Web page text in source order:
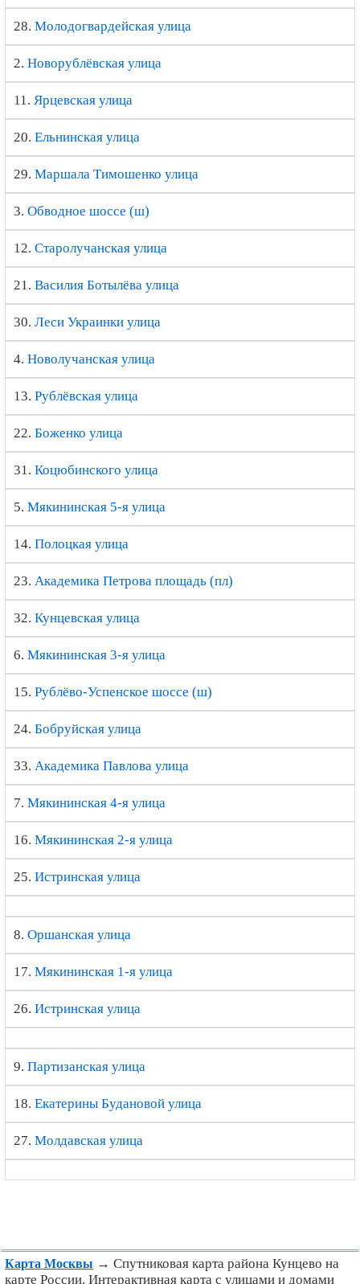
28. Молодогвардейская улица
2. Новорублёвская улица
11. Ярцевская улица
20. Ельнинская улица
29. Маршала Тимошенко улица
3. Обводное шоссе (ш)
12. Старолучанская улица
21. Василия Ботылёва улица
30. Леси Украинки улица
4. Новолучанская улица
13. Рублёвская улица
22. Боженко улица
31. Коцюбинского улица
5. Мякининская 5-я улица
14. Полоцкая улица
23. Академика Петрова площадь (пл)
32. Кунцевская улица
6. Мякининская 3-я улица
15. Рублёво-Успенское шоссе (ш)
24. Бобруйская улица
33. Академика Павлова улица
7. Мякининская 4-я улица
16. Мякининская 2-я улица
25. Истринская улица
8. Оршанская улица
17. Мякининская 1-я улица
26. Истринская улица
9. Партизанская улица
18. Екатерины Будановой улица
27. Молдавская улица
Карта Москвы → Спутниковая карта района Кунцево на
карте России. Интерактивная карта с улицами и домами